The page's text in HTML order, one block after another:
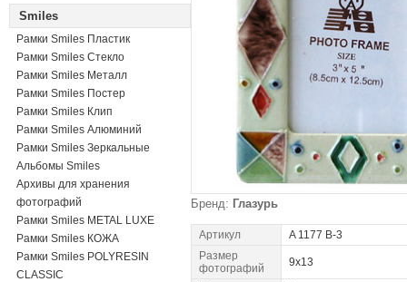
Smiles
Рамки Smiles Пластик
Рамки Smiles Стекло
Рамки Smiles Металл
Рамки Smiles Постер
Рамки Smiles Клип
Рамки Smiles Алюминий
Рамки Smiles Зеркальные
Альбомы Smiles
Архивы для хранения
фотографий
Рамки Smiles METAL LUXE
Рамки Smiles КОЖА
Рамки Smiles POLYRESIN
CLASSIC
Бренд: Глазурь
Артикул
A 1177 B-3
Размер
фотографий
9x13